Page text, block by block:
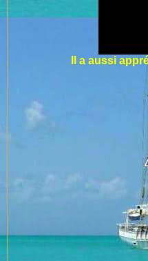
Il a aussi